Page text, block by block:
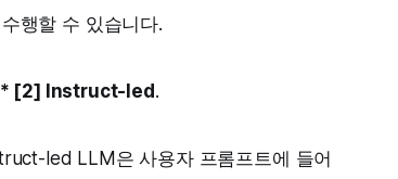
행할 수 있습니다.
[2] Instruct-led.
led LLM은 사용자 프롬프트에 들어